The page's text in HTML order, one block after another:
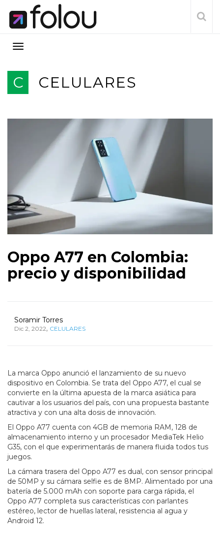
C CELULARES
Oppo A77 en Colombia:
precio y disponibilidad
Soramir Torres
Dic 2, 2022, CELULARES
La marca Oppo anunció el lanzamiento de su nuevo
dispositivo en Colombia. Se trata del Oppo A77, el cual se
convierte en la última apuesta de la marca asiática para
cautivar a los usuarios del país, con una propuesta bastante
atractiva y con una alta dosis de innovación.
El Oppo A77 cuenta con 4GB de memoria RAM, 128 de
almacenamiento interno y un procesador MediaTek Helio
G35, con el que experimentarás de manera fluida todos tus
juegos.
La cámara trasera del Oppo A77 es dual, con sensor principal
de 50MP y su cámara selfie es de 8MP. Alimentado por una
batería de 5.000 mAh con soporte para carga rápida, el
Oppo A77 completa sus características con parlantes
estéreo, lector de huellas lateral, resistencia al agua y
Android 12.